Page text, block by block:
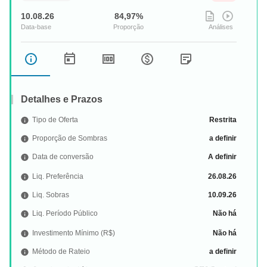
RIO NEGRO R$ 0,52
HCHG11 14.08.2026
HECTARE RECEBÍVEIS HIGH GRADE
HEDGE RECEBIVEIS IMOB
HGLG11 14.08.2026
PÁTRIA LOGÍSTICA R$ 1,17
PERFORMA REAL ESTATE R$ 0,53
BB FUNDO DE FUNDOS R$ 0,95
BTWR11 14.08.2026
10.08.26 84,97%
Detalhes e Prazos
Tipo de Oferta Restrita
Proporção de Sombras a definir
Data de conversão A definir
Liq. Preferência 26.08.26
Liq. Sobras 10.09.26
Liq. Período Público Não há
Investimento Mínimo (R$) Não há
Método de Rateio a definir